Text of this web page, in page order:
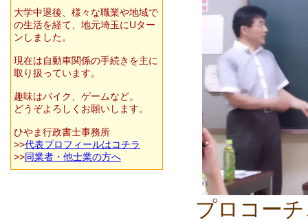
大学中退後、様々な職業や地域で
の生活を経て、地元埼玉にUター
ンしました。
現在は自動車関係の手続きを主に
取り扱っています。
趣味はバイク、ゲームなど。
どうぞよろしくお願いします。
ひやま行政書士事務所
>>代表プロフィールはコチラ
>>同業者・他士業の方へ
プロコー